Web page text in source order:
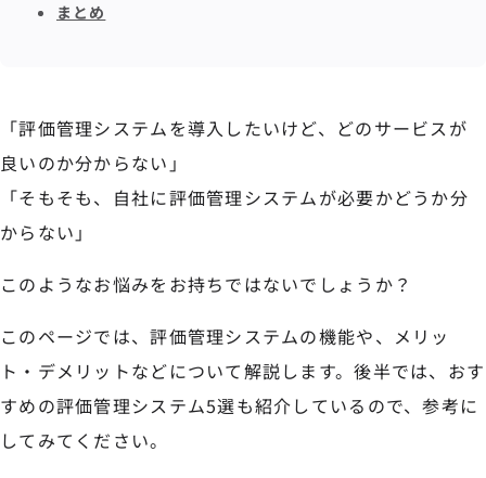
まとめ
「評価管理システムを導入したいけど、どのサービスが
良いのか分からない」
「そもそも、自社に評価管理システムが必要かどうか分
からない」
このようなお悩みをお持ちではないでしょうか？
このページでは、評価管理システムの機能や、メリッ
ト・デメリットなどについて解説します。後半では、おす
すめの評価管理システム5選も紹介しているので、参考に
してみてください。